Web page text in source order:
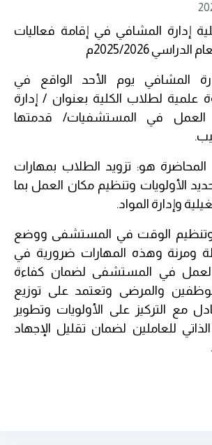
إدارة المشافي في إقامة فعاليات
2025/2026م
المشافي يوم الأحد الواقع في
ندوة علمية لطلاب الكلية بعنوان / إدارة
في المستشفيات/ قدمتها
هو: تزويد الطلاب بمهارات
الأولويات وتنظيم مكان العمل بما
وإدارة المواد.
الوقت في المستشفى ووضع
وهذه المهارات ضرورية في
العمل في المستشفى لضمان كفاءة
والمرضى وتعتمد على توزيع
مع التركيز على الأولويات وتطوير
للعاملين لضمان تقليل الإجهاد